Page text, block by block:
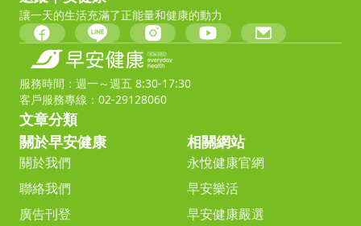
讓一天的生活充滿了正能量和健康的動力
服務時間：週一～週五 8:30-17:30
客戶服務專線：02-29128060
文章分類
關於早安健康
關於我們
聯絡我們
廣告刊登
相關網站
永悅健康官網
早安樂活
早安健康嚴選